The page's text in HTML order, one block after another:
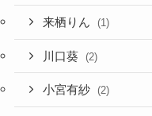
来栖りん (1)
川口葵 (2)
小宮有紗 (2)